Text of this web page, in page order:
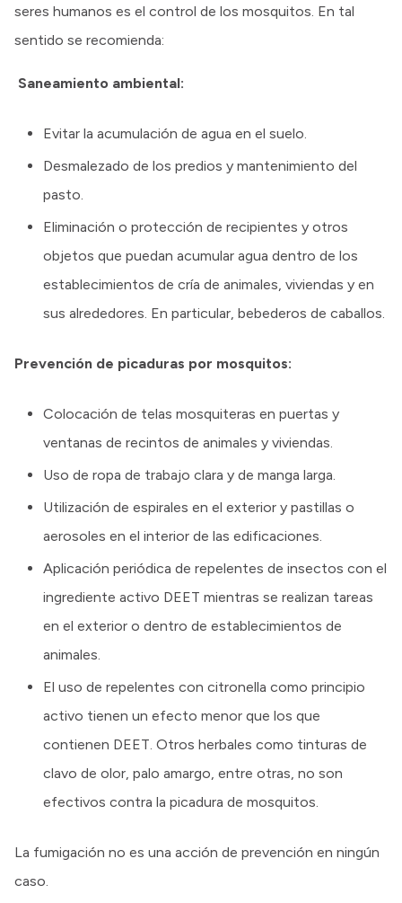
seres humanos es el control de los mosquitos. En tal
sentido se recomienda:
Saneamiento ambiental:
Evitar la acumulación de agua en el suelo.
Desmalezado de los predios y mantenimiento del
pasto.
Eliminación o protección de recipientes y otros
objetos que puedan acumular agua dentro de los
establecimientos de cría de animales, viviendas y en
sus alrededores. En particular, bebederos de caballos.
Prevención de picaduras por mosquitos:
Colocación de telas mosquiteras en puertas y
ventanas de recintos de animales y viviendas.
Uso de ropa de trabajo clara y de manga larga.
Utilización de espirales en el exterior y pastillas o
aerosoles en el interior de las edificaciones.
Aplicación periódica de repelentes de insectos con el
ingrediente activo DEET mientras se realizan tareas
en el exterior o dentro de establecimientos de
animales.
El uso de repelentes con citronella como principio
activo tienen un efecto menor que los que
contienen DEET. Otros herbales como tinturas de
clavo de olor, palo amargo, entre otras, no son
efectivos contra la picadura de mosquitos.
La fumigación no es una acción de prevención en ningún
caso.